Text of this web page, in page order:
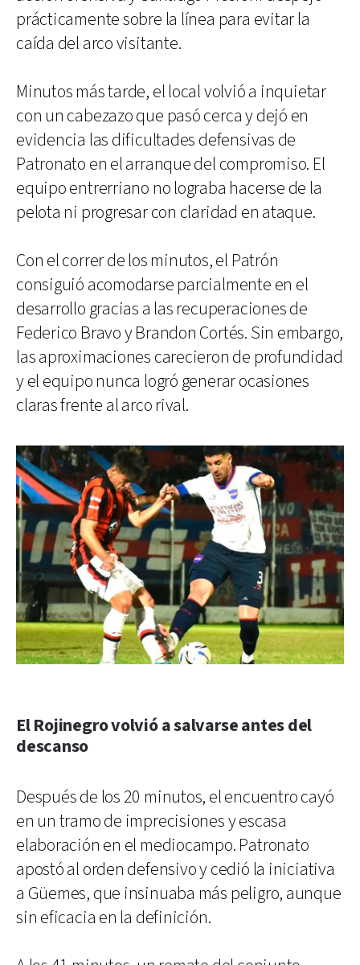
prácticamente sobre la línea para evitar la
caída del arco visitante.
Minutos más tarde, el local volvió a inquietar
con un cabezazo que pasó cerca y dejó en
evidencia las dificultades defensivas de
Patronato en el arranque del compromiso. El
equipo entrerriano no lograba hacerse de la
pelota ni progresar con claridad en ataque.
Con el correr de los minutos, el Patrón
consiguió acomodarse parcialmente en el
desarrollo gracias a las recuperaciones de
Federico Bravo y Brandon Cortés. Sin embargo,
las aproximaciones carecieron de profundidad
y el equipo nunca logró generar ocasiones
claras frente al arco rival.
El Rojinegro volvió a salvarse antes del
descanso
Después de los 20 minutos, el encuentro cayó
en un tramo de imprecisiones y escasa
elaboración en el mediocampo. Patronato
apostó al orden defensivo y cedió la iniciativa
a Güemes, que insinuaba más peligro, aunque
sin eficacia en la definición.